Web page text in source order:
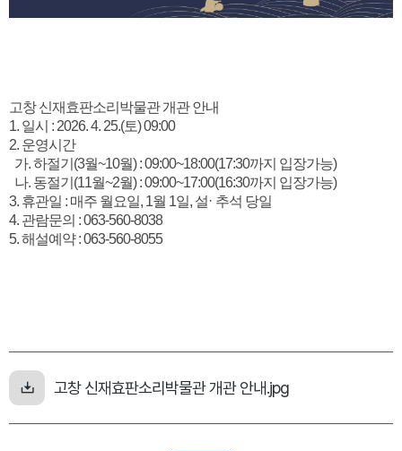
고창 신재효판소리박물관 개관 안내
1. 일시 : 2026. 4. 25.(토) 09:00
2. 운영시간
가. 하절기(3월~10월) : 09:00~18:00(17:30까지 입장가능)
나. 동절기(11월~2월) : 09:00~17:00(16:30까지 입장가능)
3. 휴관일 : 매주 월요일, 1월 1일, 설· 추석 당일
4. 관람문의 : 063-560-8038
5. 해설예약 : 063-560-8055
고창 신재효판소리박물관 개관 안내.jpg